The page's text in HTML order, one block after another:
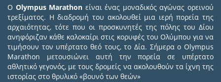
Ο Olympus Marathon είναι ένας μοναδικός αγώνας ορεινού
τρεξίματος. Η διαδρομή του ακολουθεί μια ιερή πορεία της
αρχαιότητας, τότε που οι προσκυνητές της πόλης του Δίου
ανηφόριζαν κάθε καλοκαίρι στις κορυφές του Ολύμπου για να
τιμήσουν τον υπέρτατο θεό τους, το Δία. Σήμερα ο Olympus
Marathon μετουσιώνει αυτή την πορεία σε υπέρτατο
αθλητικό γεγονός, με τους δρομείς να ακολουθούν τα ίχνη της
ιστορίας στο θρυλικό «βουνό των θεών»